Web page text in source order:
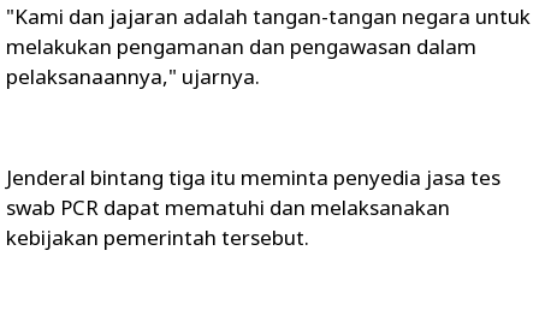
"Kami dan jajaran adalah tangan-tangan negara untuk
melakukan pengamanan dan pengawasan dalam
pelaksanaannya," ujarnya.
Jenderal bintang tiga itu meminta penyedia jasa tes
swab PCR dapat mematuhi dan melaksanakan
kebijakan pemerintah tersebut.